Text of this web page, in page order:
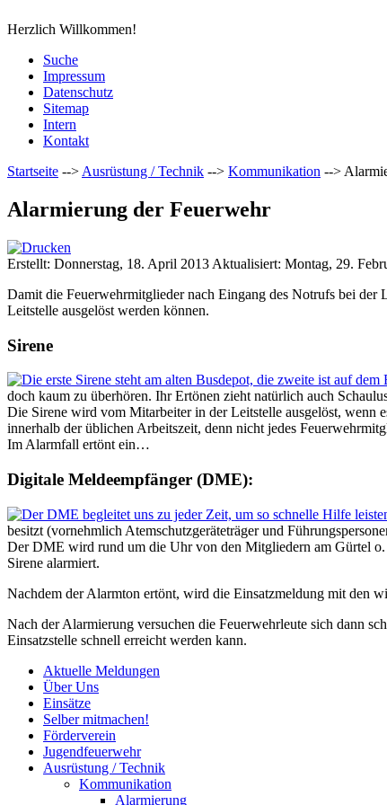
Herzlich Willkommen!
Suche
Impressum
Datenschutz
Sitemap
Intern
Kontakt
Startseite --> Ausrüstung / Technik --> Kommunikation -->
Alarmierung der Feuerwehr
Erstellt: Donnerstag, 18. April 2013 Aktualisiert: Montag, 29.
Damit die Feuerwehrmitglieder nach Eingang des Notrufs bei der
Leitstelle ausgelöst werden können.
Sirene
doch kaum zu überhören. Ihr Ertönen zieht natürlich auch
Die Sirene wird vom Mitarbeiter in der Leitstelle ausgelöst, wenn
innerhalb der üblichen Arbeitszeit, denn nicht jedes
Im Alarmfall ertönt ein…
Digitale Meldeempfänger (DME):
besitzt (vornehmlich Atemschutzgeräteträger und
Der DME wird rund um die Uhr von den Mitgliedern am Gürtel
Sirene alarmiert.
Nachdem der Alarmton ertönt, wird die Einsatzmeldung mit den
Nach der Alarmierung versuchen die Feuerwehrleute sich dann
Einsatzstelle schnell erreicht werden kann.
Aktuelle Meldungen
Über Uns
Einsätze
Selber mitmachen!
Förderverein
Jugendfeuerwehr
Ausrüstung / Technik
Kommunikation
Alarmierung